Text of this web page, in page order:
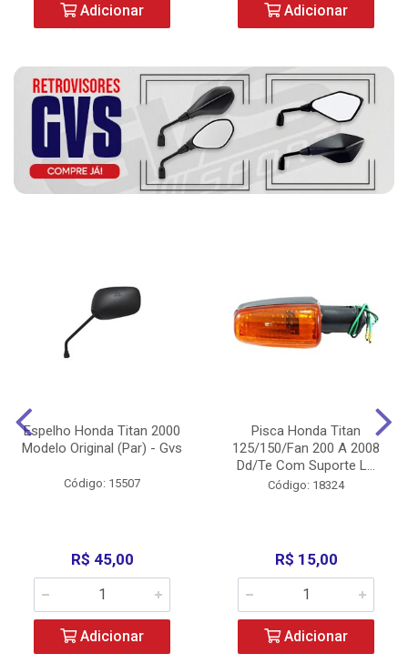
Adicionar Adicionar
Espelho Honda Titan 2000
Modelo Original (Par) - Gvs
Código: 15507
R$ 45,00
Adicionar
Pisca Honda Titan
125/150/Fan 200 A 2008
Dd/Te Com Suporte L...
Código: 18324
R$ 15,00
Adicionar